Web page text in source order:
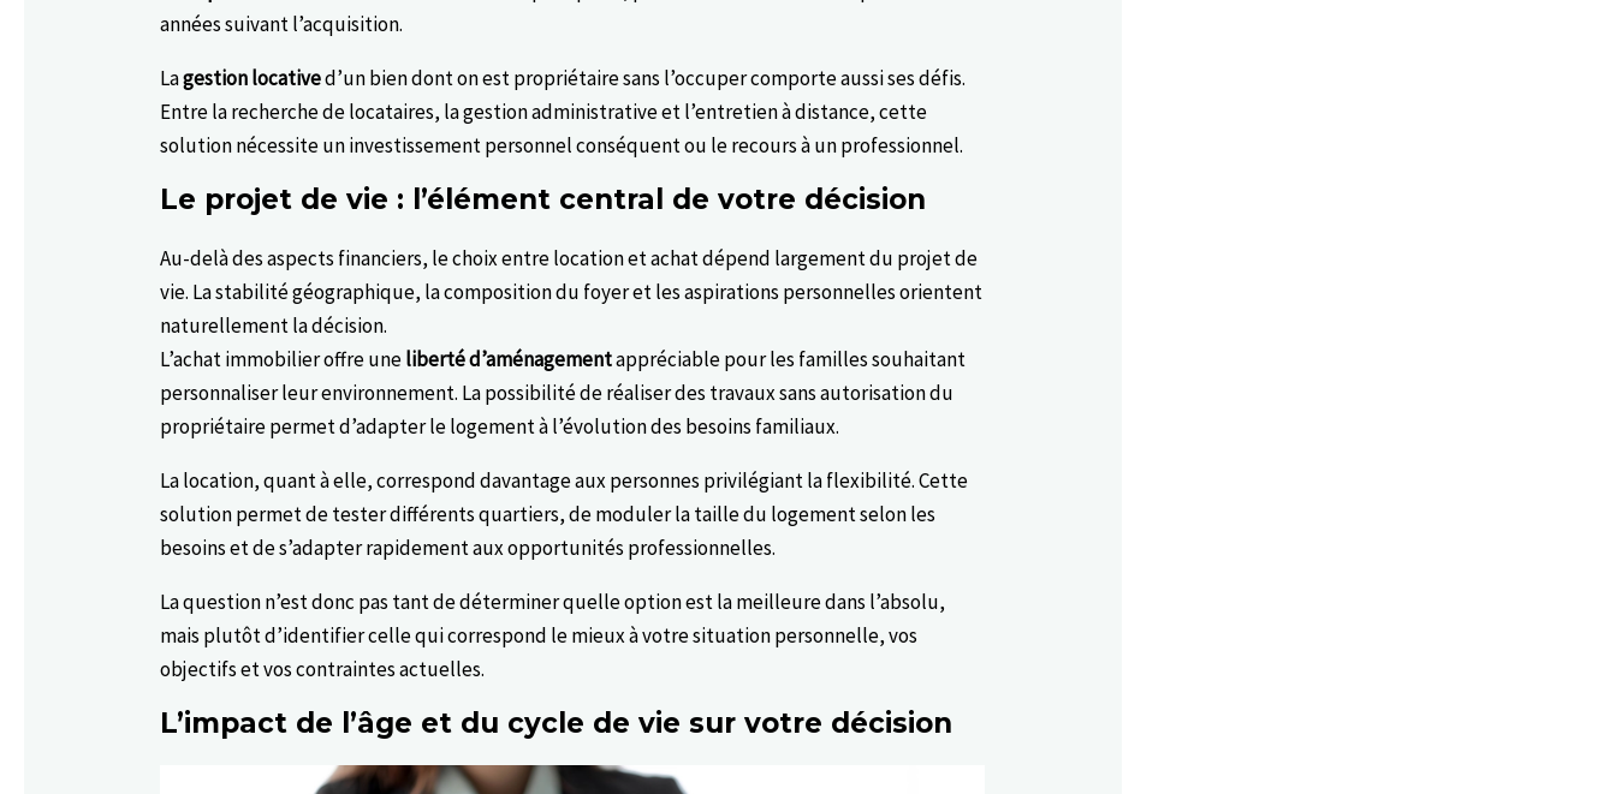
années suivant l’acquisition.
Lagestion locatived’un bien dont on est propriétaire sans l’occuper comporte aussi ses défis.
Entre la recherche de locataires, la gestion administrative et l’entretien à distance, cette
solution nécessite un investissement personnel conséquent ou le recours à un professionnel.
Le projet de vie : l’élément central de votre décision
Au-delà des aspects financiers, le choix entre location et achat dépend largement du projet de
vie. La stabilité géographique, la composition du foyer et les aspirations personnelles orientent
naturellement la décision.
L’achat immobilier offre uneliberté d’aménagementappréciable pour les familles souhaitant
personnaliser leur environnement. La possibilité de réaliser des travaux sans autorisation du
propriétaire permet d’adapter le logement à l’évolution des besoins familiaux.
La location, quant à elle, correspond davantage aux personnes privilégiant la flexibilité. Cette
solution permet de tester différents quartiers, de moduler la taille du logement selon les
besoins et de s’adapter rapidement aux opportunités professionnelles.
La question n’est donc pas tant de déterminer quelle option est la meilleure dans l’absolu,
mais plutôt d’identifier celle qui correspond le mieux à votre situation personnelle, vos
objectifs et vos contraintes actuelles.
L’impact de l’âge et du cycle de vie sur votre décision